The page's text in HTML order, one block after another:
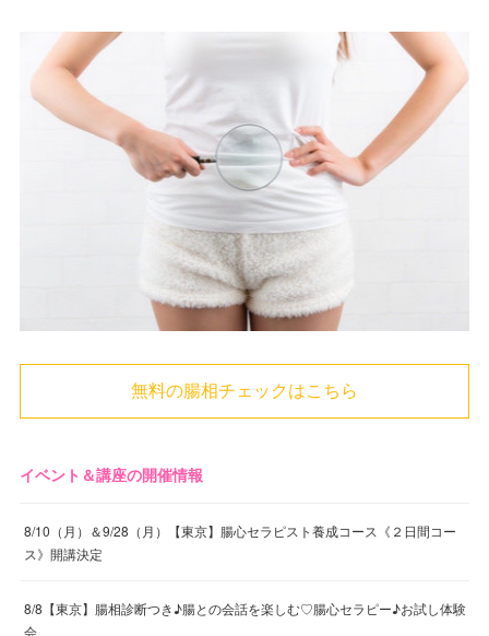
無料の腸相チェックはこちら
イベント＆講座の開催情報
8/10（月）＆9/28（月）【東京】腸心セラピスト養成コース《２日間コー
ス》開講決定
8/8【東京】腸相診断つき♪腸との会話を楽しむ♡腸心セラピー♪お試し体験
会